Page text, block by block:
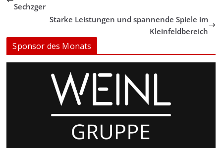
Sechzger
Starke Leistungen und spannende Spiele im
Kleinfeldbereich
Sponsor des Monats